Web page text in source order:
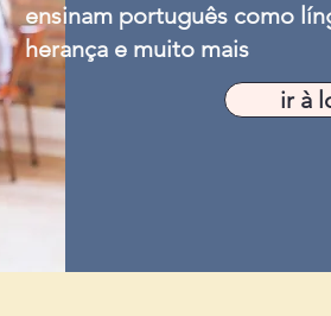
ensinam português como
herança e muito mais
ir à